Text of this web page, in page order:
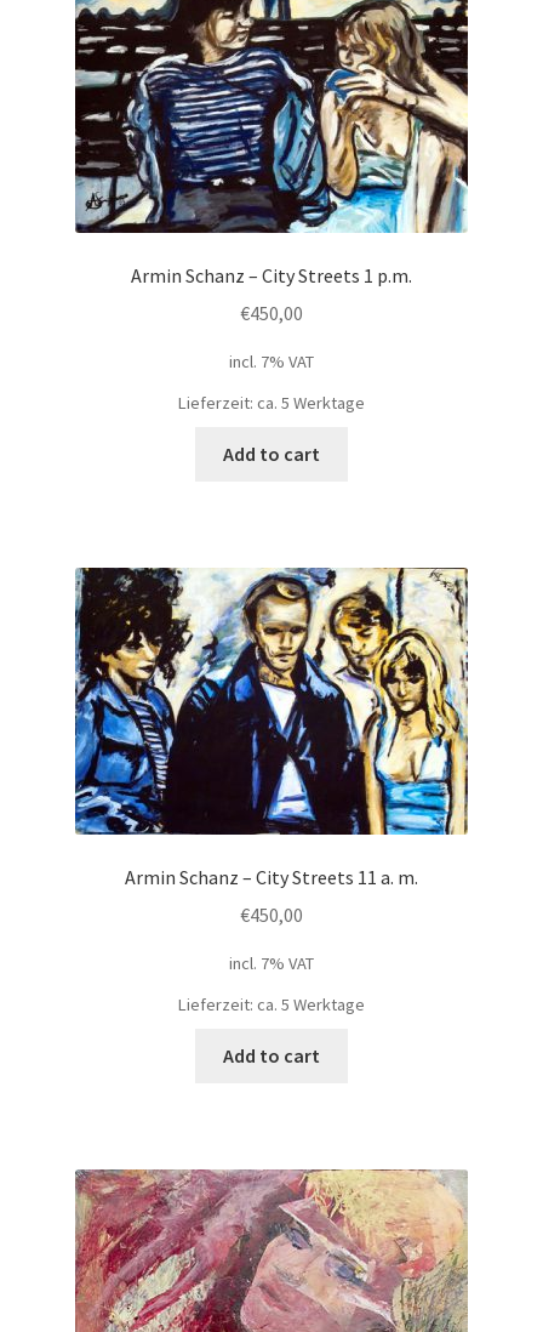
Armin Schanz – City Streets 1 p.m.
€450,00
incl. 7% VAT
Lieferzeit: ca. 5 Werktage
Add to cart
Armin Schanz – City Streets 11 a. m.
€450,00
incl. 7% VAT
Lieferzeit: ca. 5 Werktage
Add to cart